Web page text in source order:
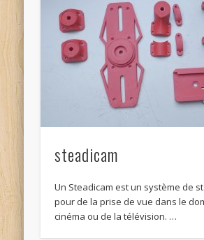
steadicam
Un Steadicam est un système de
pour de la prise de vue dans le
cinéma ou de la télévision. …